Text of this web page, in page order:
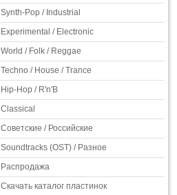
Synth-Pop / Industrial
Experimental / Electronic
World / Folk / Reggae
Techno / House / Trance
Hip-Hop / R'n'B
Classical
Советские / Российские
Soundtracks (OST) / Разное
Распродажа
Скачать каталог пластинок